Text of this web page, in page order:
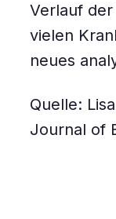
Verlauf
vielen
neues
Quelle:
Journal of